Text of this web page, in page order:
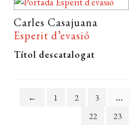
Carles Casajuana
Esperit d’evasió
Títol descatalogat
← 1 2 3 …
22
23